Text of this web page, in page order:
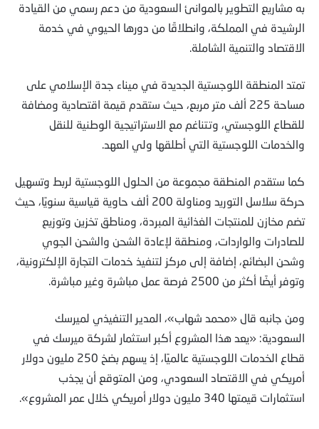
به مشاريع التطوير بالموانئ السعودية من دعم رسمي من القيادة
الرشيدة في المملكة، وانطلاقًا من دورها الحيوي في خدمة
الاقتصاد والتنمية الشاملة.
تمتد المنطقة اللوجستية الجديدة في ميناء جدة الإسلامي على
مساحة 225 ألف متر مربع، حيث ستقدم قيمة اقتصادية ومضافة
للقطاع اللوجستي، وتتناغم مع الاستراتيجية الوطنية للنقل
والخدمات اللوجستية التي أطلقها ولي العهد.
كما ستقدم المنطقة مجموعة من الحلول اللوجستية لربط وتسهيل
حركة سلاسل التوريد ومناولة 200 ألف حاوية قياسية سنويًا، حيث
تضم مخازن للمنتجات الغذائية المبردة، ومناطق تخزين وتوزيع
للصادرات والواردات، ومنطقة لإعادة الشحن والشحن الجوي
وشحن البضائع، إضافة إلى مركز لتنفيذ خدمات التجارة الإلكترونية،
وتوفر أيضًا أكثر من 2500 فرصة عمل مباشرة وغير مباشرة.
ومن جانبه قال «محمد شهاب»، المدير التنفيذي لميرسك
السعودية: «يعد هذا المشروع أكبر استثمار لشركة ميرسك في
قطاع الخدمات اللوجستية عالميًا، إذ يسهم بضخ 250 مليون دولار
أمريكي في الاقتصاد السعودي، ومن المتوقع أن يجذب
استثمارات قيمتها 340 مليون دولار أمريكي خلال عمر المشروع».